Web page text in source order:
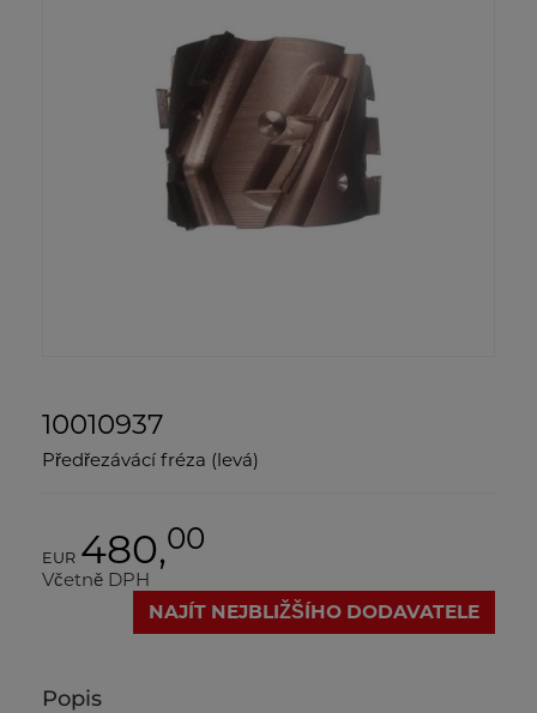
10010937
Předřezávácí fréza (levá)
EUR 480,00
Včetně DPH
NAJÍT NEJBLIŽŠÍHO DODAVATELE
Popis